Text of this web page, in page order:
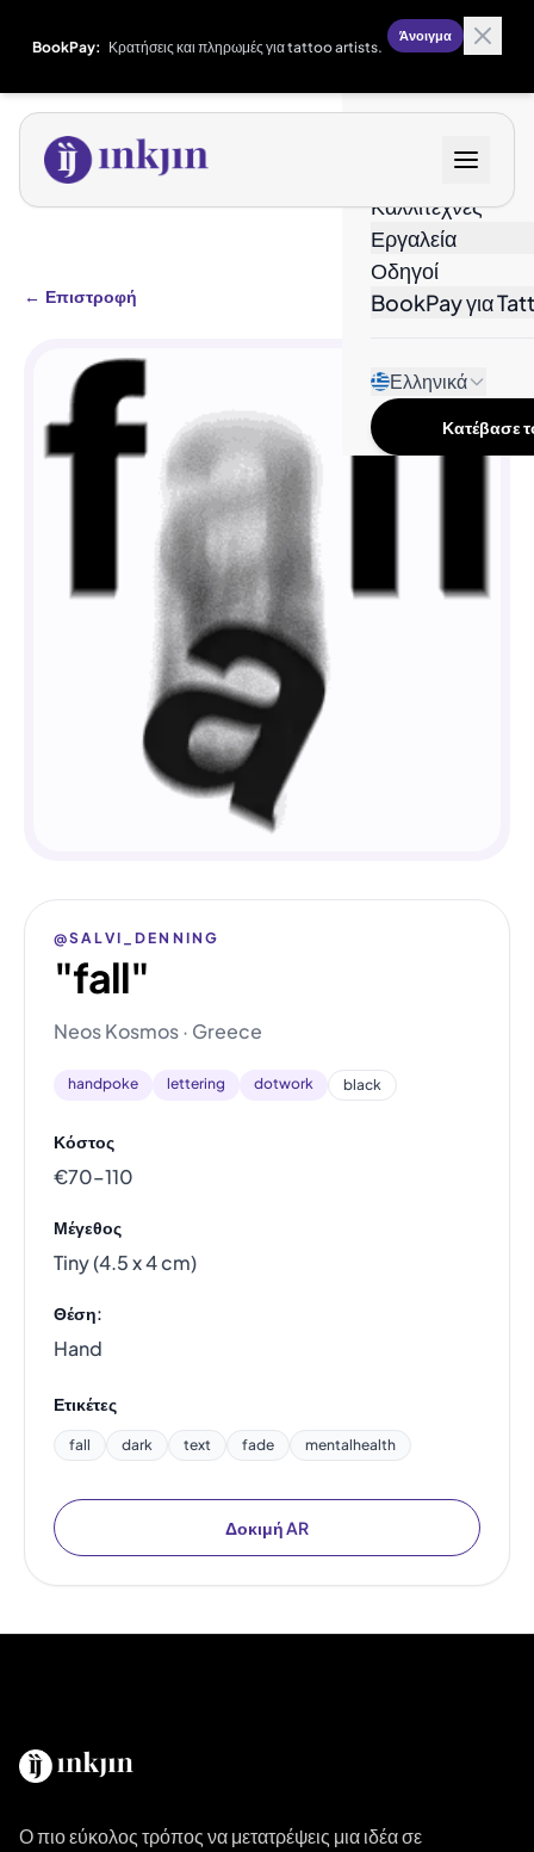
BookPay: Κρατήσεις και πληρωμές για tattoo artists.
Άνοιγμα
Καλλιτέχνες
Εργαλεία
Οδηγοί
BookPay για
Ελληνικά
Κατέβασε
← Επιστροφή
@SALVI_DENNING
"fall"
Neos Kosmos · Greece
handpoke lettering dotwork black
Κόστος
€70–110
Μέγεθος
Tiny (4.5 x 4 cm)
Θέση:
Hand
Ετικέτες
fall dark text fade mentalhealth
Δοκιμή AR
Ο πιο εύκολος τρόπος να μετατρέψεις μια ιδέα σε